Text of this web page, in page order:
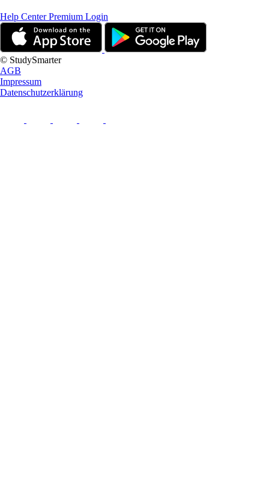
Help CenterPremium Login
© StudySmarter
AGB
Impressum
Datenschutzerklärung